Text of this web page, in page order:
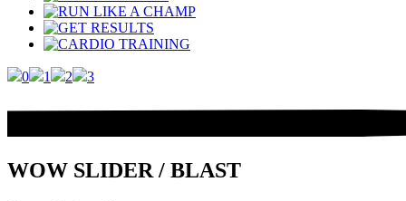
0 1 2 3
WOW SLIDER / BLAST